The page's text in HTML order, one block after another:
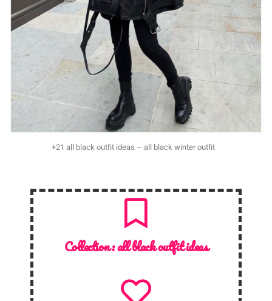
+21 all black outfit ideas – all black winter outfit
Collection :all black outfit ideas